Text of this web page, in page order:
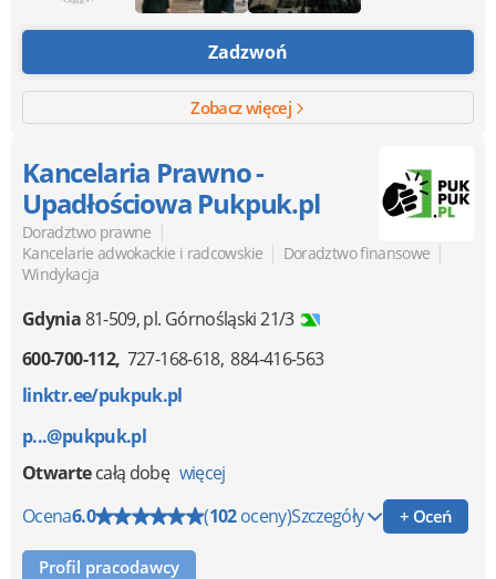
Zadzwoń
Zobacz więcej
Kancelaria Prawno -
Upadłościowa Pukpuk.pl
Doradztwo prawne |
Kancelarie adwokackie i radcowskie | Doradztwo finansowe |
Windykacja
Gdynia81-509,pl. Górnośląski 21/3
600-700-112 727-168-618 884-416-563
linktr.ee/pukpuk.pl
p...@pukpuk.pl
Otwartecałą dobę więcej
Ocena6.0 (102oceny)Szczegóły + Oceń
Profil pracodawcy